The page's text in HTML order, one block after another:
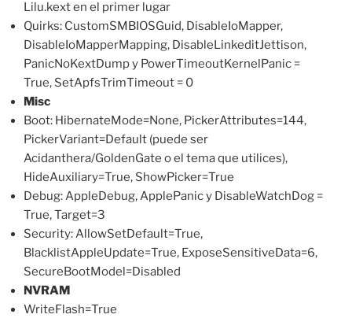
Lilu.kext en el primer lugar
Quirks: CustomSMBIOSGuid, DisableIoMapper,
DisableIoMapperMapping, DisableLinkeditJettison,
PanicNoKextDump y PowerTimeoutKernelPanic =
True, SetApfsTrimTimeout = 0
Misc
Boot: HibernateMode=None, PickerAttributes=144,
PickerVariant=Default (puede ser
Acidanthera/GoldenGate o el tema que utilices),
HideAuxiliary=True, ShowPicker=True
Debug: AppleDebug, ApplePanic y DisableWatchDog =
True, Target=3
Security: AllowSetDefault=True,
BlacklistAppleUpdate=True, ExposeSensitiveData=6,
SecureBootModel=Disabled
NVRAM
WriteFlash=True